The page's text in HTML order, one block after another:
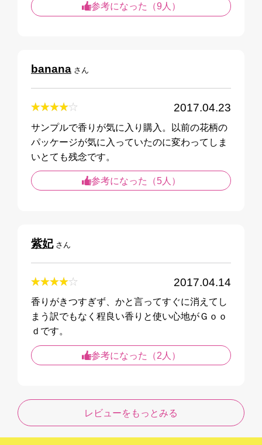
参考になった（9人）
bananaさん
2017.04.23
サンプルで香りが気に入り購入。以前の花柄の
パッケージが気に入っていたのに変わってしま
いとても残念です。
参考になった（5人）
紫妃さん
2017.04.14
香りがきつすぎず、かと言ってすぐに消えてし
まう訳でもなく程良い香りと使い心地がＧｏｏ
ｄです。
参考になった（2人）
レビューをもっとみる